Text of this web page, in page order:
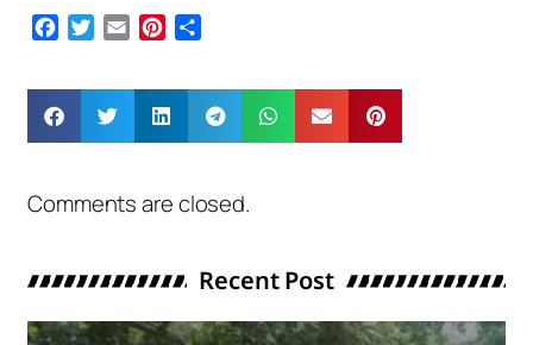
Facebook
Twitter
Email Pinterest
Comments are closed.
Recent Post